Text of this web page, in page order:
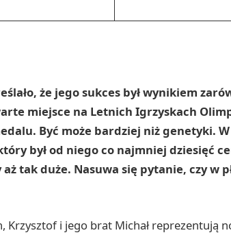
że jego sukces był wynikiem
miejsce na Letnich Igrzyskach
Być może bardziej niż genetyki.
był od niego co najmniej dziesięć
aż tak duże. Nasuwa się pytanie, czy w
Krzysztof i jego brat Michał reprezentują